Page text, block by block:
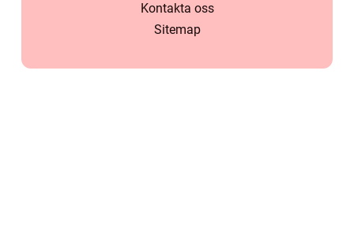
Kontakta oss
Sitemap